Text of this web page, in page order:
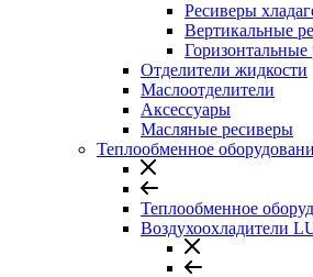
Ресиверы
Вертикальные
Горизонтальные
Отделители жидкости
Маслоотделители
Аксессуары
Масляные ресиверы
Теплообменное
Теплообменное
Воздухоохладители